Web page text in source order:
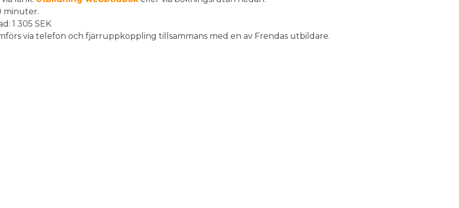
minuter.
1 305 SEK
via telefon och fjärruppkoppling tillsammans med en av Frendas utbildare.